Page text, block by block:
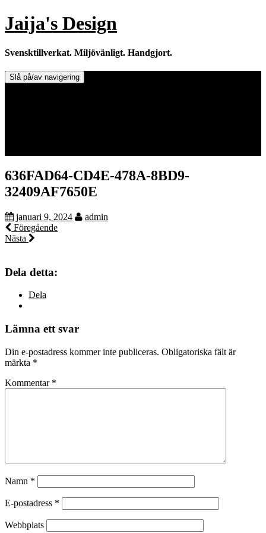
Hoppa
till
Jaija's Design
Svensktillverkat. Miljövänligt. Handgjort.
Slå på/av navigering
636FAD64-CD4E-478A-8BD9-
32409AF7650E
januari 9, 2024
admin
Föregående
Nästa
Dela detta:
Dela
Lämna ett svar
Din e-postadress kommer inte publiceras. Obligatoriska fält är
märkta *
Kommentar *
Namn *
E-postadress *
Webbplats